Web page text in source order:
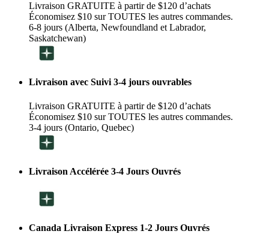
Livraison GRATUITE à partir de $120 d’achats
Économisez $10 sur TOUTES les autres commandes.
6-8 jours (Alberta, Newfoundland et Labrador,
Saskatchewan)
Livraison avec Suivi 3-4 jours ouvrables
Livraison GRATUITE à partir de $120 d’achats
Économisez $10 sur TOUTES les autres commandes.
3-4 jours (Ontario, Quebec)
Livraison Accélérée 3-4 Jours Ouvrés
Canada Livraison Express 1-2 Jours Ouvrés